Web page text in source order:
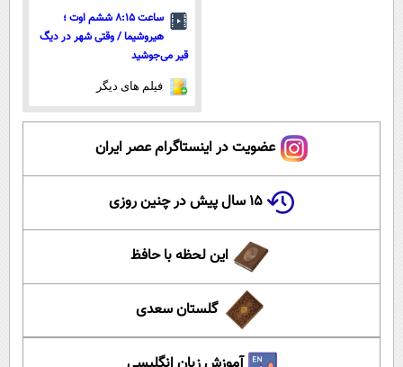
ساعت ۸:۱۵ ششم اوت ؛
هیروشیما / وقتی شهر در دیگ
قیر می‌جوشید
فیلم های دیگر
عضویت در اینستاگرام عصر ایران
۱۵ سال پیش در چنین روزی
این لحظه با حافظ
گلستان سعدی